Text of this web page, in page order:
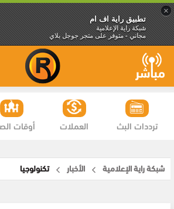
×
تطبيق راية اف ام
شبكة راية الإعلامية
مجاني - متوفر على متجر جوجل بلاي
أوقات العملات ترددات البث
شبكة راية الإعلامية الأخبار تكنولوجيا